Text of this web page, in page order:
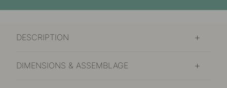
DESCRIPTION
DIMENSIONS & ASSEMBLAGE